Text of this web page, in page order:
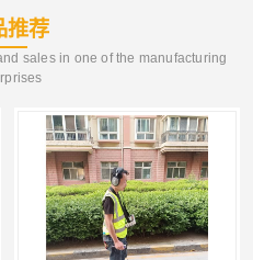
推荐
sales in one of the manufacturing